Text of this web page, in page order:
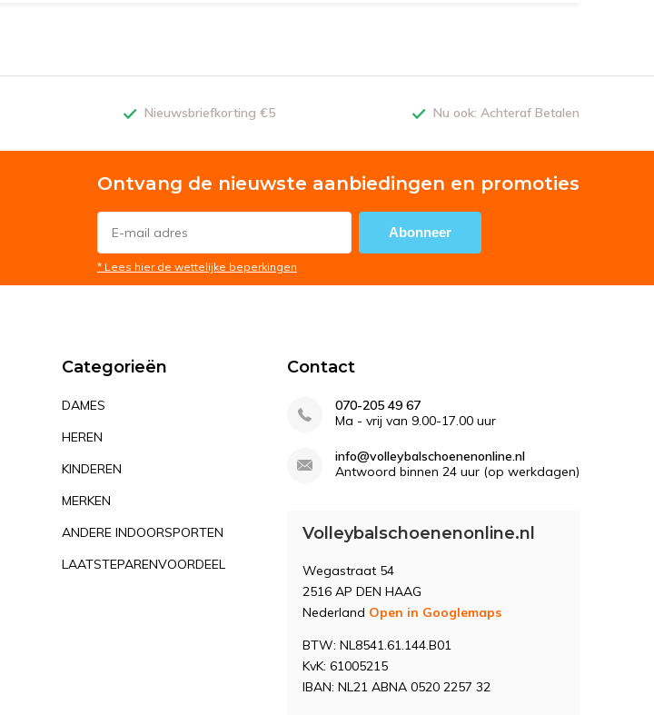
Nieuwsbriefkorting €5 Nu ook: Achteraf Betalen
Ontvang de nieuwste aanbiedingen en promoties
Abonneer
* Lees hier de wettelijke beperkingen
Categorieën
DAMES
HEREN
KINDEREN
MERKEN
ANDERE INDOORSPORTEN
LAATSTEPARENVOORDEEL
Contact
070-205 49 67
Ma - vrij van 9.00-17.00 uur
info@volleybalschoenenonline.nl
Antwoord binnen 24 uur (op werkdagen)
Volleybalschoenenonline.nl
Wegastraat 54
2516 AP DEN HAAG
Nederland Open in Googlemaps
BTW: NL8541.61.144.B01
KvK: 61005215
IBAN: NL21 ABNA 0520 2257 32